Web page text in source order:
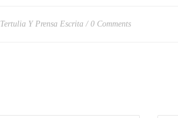
Tertulia Y Prensa Escrita 0 Comments